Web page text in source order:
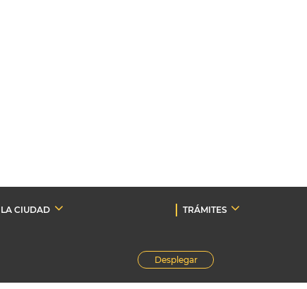
LA CIUDAD TRÁMITES
Desplegar